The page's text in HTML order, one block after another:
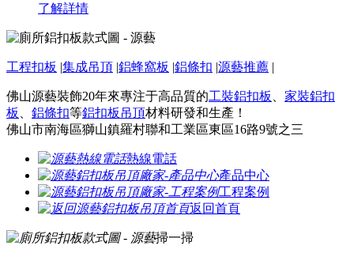
了解詳情
工程扣板 |集成吊頂 |鋁蜂窩板 |鋁條扣 |源藝推薦 |
佛山源藝裝飾20年來專注于高品質的工裝鋁扣板
家裝鋁扣
板
鋁條扣等鋁扣板吊頂材料研發和生產！
佛山市南海區獅山鎮羅村聯和工業區東區16路9號之三
熱線電話
產品中心
工程案例
返回首頁
掃一掃